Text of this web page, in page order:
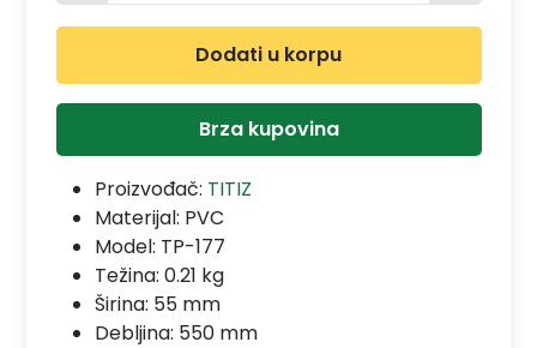
Dodati u korpu
Brza kupovina
Proizvođač: TITIZ
Materijal: PVC
Model: TP-177
Težina: 0.21 kg
Širina: 55 mm
Debljina: 550 mm